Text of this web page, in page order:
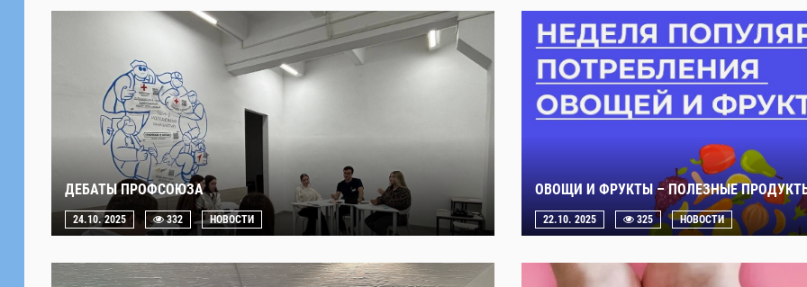
ДЕБАТЫ ПРОФСОЮЗА
24.10. 2025 332 НОВОСТИ
ОВОЩИ И ФРУКТЫ – ПОЛЕЗНЫЕ
22.10. 2025 325 НОВОСТИ